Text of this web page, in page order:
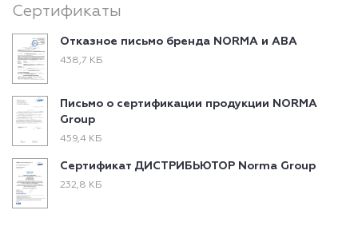
Сертификаты
Отказное письмо бренда NORMA и ABA
438,7 КБ
Письмо о сертификации продукции NORMA
Group
459,4 КБ
Сертификат ДИСТРИБЬЮТОР Norma Group
232,8 КБ